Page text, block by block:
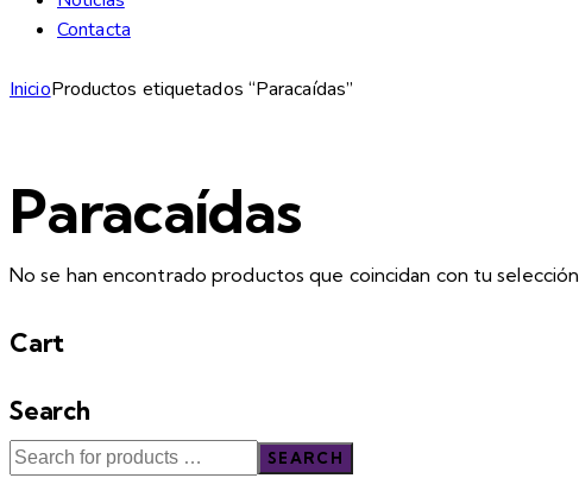
Contacta
InicioProductos etiquetados “Paracaídas”
Paracaídas
No se han encontrado productos que coincidan con tu selección.
Cart
Search
SEARCH